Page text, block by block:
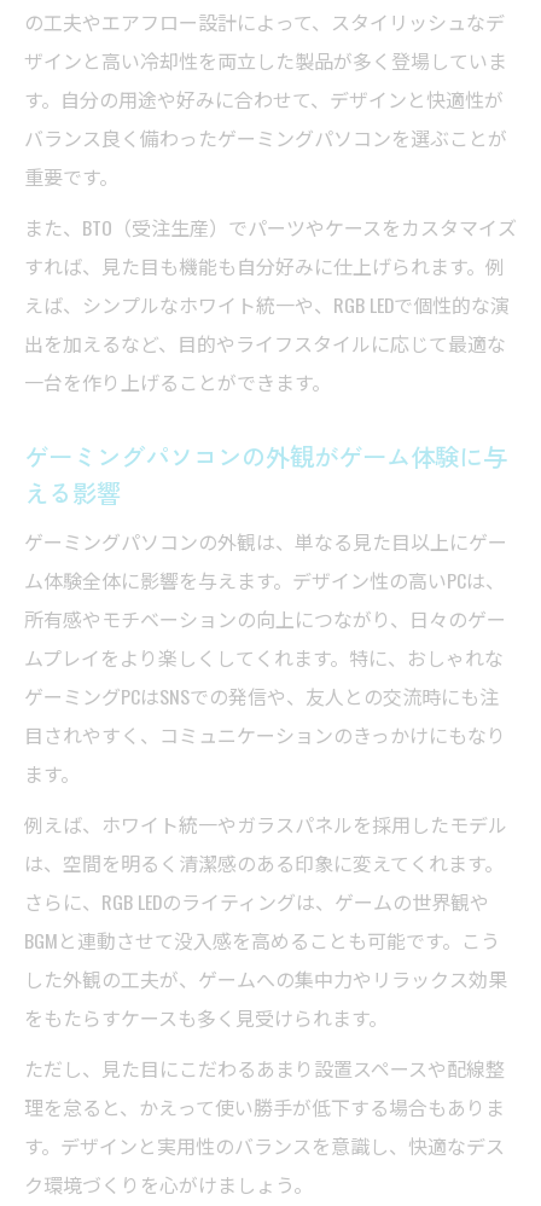
の工夫やエアフロー設計によって、スタイリッシュなデ
ザインと高い冷却性を両立した製品が多く登場していま
す。自分の用途や好みに合わせて、デザインと快適性が
バランス良く備わったゲーミングパソコンを選ぶことが
重要です。
また、BTO（受注生産）でパーツやケースをカスタマイズ
すれば、見た目も機能も自分好みに仕上げられます。例
えば、シンプルなホワイト統一や、RGB LEDで個性的な演
出を加えるなど、目的やライフスタイルに応じて最適な
一台を作り上げることができます。
ゲーミングパソコンの外観がゲーム体験に与
える影響
ゲーミングパソコンの外観は、単なる見た目以上にゲー
ム体験全体に影響を与えます。デザイン性の高いPCは、
所有感やモチベーションの向上につながり、日々のゲー
ムプレイをより楽しくしてくれます。特に、おしゃれな
ゲーミングPCはSNSでの発信や、友人との交流時にも注
目されやすく、コミュニケーションのきっかけにもなり
ます。
例えば、ホワイト統一やガラスパネルを採用したモデル
は、空間を明るく清潔感のある印象に変えてくれます。
さらに、RGB LEDのライティングは、ゲームの世界観や
BGMと連動させて没入感を高めることも可能です。こう
した外観の工夫が、ゲームへの集中力やリラックス効果
をもたらすケースも多く見受けられます。
ただし、見た目にこだわるあまり設置スペースや配線整
理を怠ると、かえって使い勝手が低下する場合もありま
す。デザインと実用性のバランスを意識し、快適なデス
ク環境づくりを心がけましょう。